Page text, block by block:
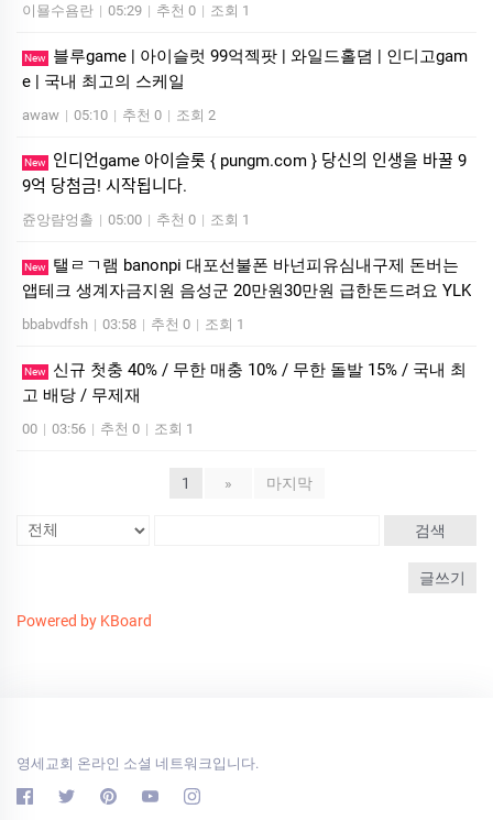
이묠수욤란 | 05:29 | 추천 0 | 조회 1
New
블루game | 아이슬럿 99억젝팟 | 와일드홀뎜 | 인디­고gam
e | 국내 최고의 스케일
awaw | 05:10 | 추천 0 | 조회 2
New
인디언game 아이슬롯 { pungm.com } 당신의 인생을 바꿀 9
9억 당첨금! 시작됩니다.
쥰앙럄엉촐 | 05:00 | 추천 0 | 조회 1
New
탤ㄹㄱ램 banonpi 대포선불폰 바넌피유심내구제 돈버는
앱테크 생계자금지원 음성군 20만원30만원 급한돈드려요 YLK
bbabvdfsh | 03:58 | 추천 0 | 조회 1
New
신규 첫충 40% / 무한 매충 10% / 무한 돌발 15% / 국내 최
고 배당 / 무제재
00 | 03:56 | 추천 0 | 조회 1
1 » 마지막
검색
글쓰기
Powered by KBoard
영세교회 온라인 소셜 네트워크입니다.